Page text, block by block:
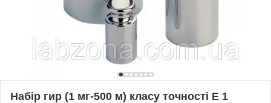
Набір гир (1 мг-500 м) класу точності Е 1